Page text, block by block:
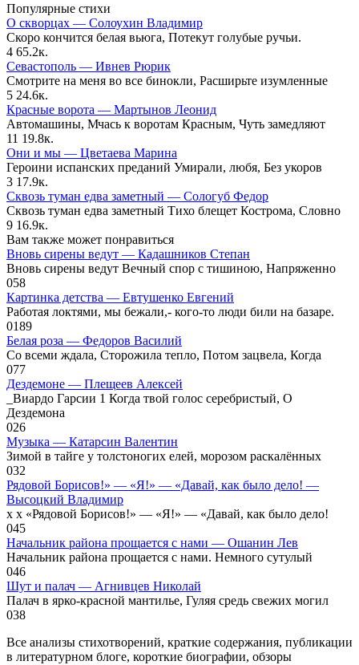
Популярные стихи
О скворцах — Солоухин Владимир
Скоро кончится белая вьюга, Потекут голубые ручьи.
4 65.2к.
Севастополь — Ивнев Рюрик
Смотрите на меня во все бинокли, Расширьте изумленные
5 24.6к.
Красные ворота — Мартынов Леонид
Автомашины, Мчась к воротам Красным, Чуть замедляют
11 19.8к.
Они и мы — Цветаева Марина
Героини испанских преданий Умирали, любя, Без укоров
3 17.9к.
Сквозь туман едва заметный — Сологуб Федор
Сквозь туман едва заметный Тихо блещет Кострома, Словно
9 16.9к.
Вам также может понравиться
Вновь сирены ведут — Кадашников Степан
Вновь сирены ведут Вечный спор с тишиною, Напряженно
058
Картинка детства — Евтушенко Евгений
Работая локтями, мы бежали,- кого-то люди били на базаре.
0189
Белая роза — Федоров Василий
Со всеми ждала, Сторожила тепло, Потом зацвела, Когда
077
Дездемоне — Плещеев Алексей
_Виардо Гарсии 1 Когда твой голос серебристый, О
Дездемона
026
Музыка — Катарсин Валентин
Зимой в тайге у толстоногих елей, морозом раскалённых
032
Рядовой Борисов!» — «Я!» — «Давай, как было дело! —
Высоцкий Владимир
x x «Рядовой Борисов!» — «Я!» — «Давай, как было дело!
045
Начальник района прощается с нами — Ошанин Лев
Начальник района прощается с нами. Немного сутулый
046
Шут и палач — Агнивцев Николай
Палач в ярко-красной мантилье, Гуляя средь свежих могил
038
Все анализы стихотворений, краткие содержания, публикации
в литературном блоге, короткие биографии, обзоры